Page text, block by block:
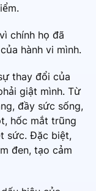
chính họ đã
hành vi mình.
thay đổi của
giật mình. Từ
đầy sức sống,
hốc mắt trũng
sức. Đặc biệt,
đen, tạo cảm